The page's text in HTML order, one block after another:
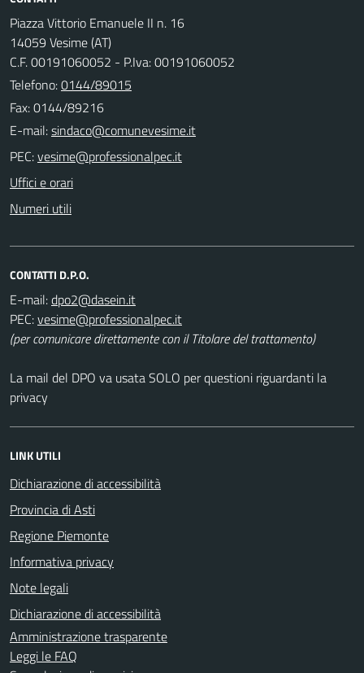
Piazza Vittorio Emanuele II n. 16
14059 Vesime (AT)
C.F. 00191060052 - P.Iva: 00191060052
Telefono:0144/89015
Fax: 0144/89216
E-mail:
PEC:
Uffici e orari
Numeri utili
CONTATTI D.P.O.
E-mail:
PEC:
(per comunicare direttamente con il Titolare del trattamento)
La mail del DPO va usata SOLO per questioni riguardanti la
privacy
LINK UTILI
Dichiarazione di accessibilità
Provincia di Asti
Regione Piemonte
Informativa privacy
Note legali
Dichiarazione di accessibilità
Amministrazione trasparente
Leggi le FAQ